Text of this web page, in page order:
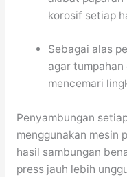
korosif setiap
Sebagai alas
agar
mencemari
Penyambungan
menggunakan mesin
hasil sambungan
press jauh lebih